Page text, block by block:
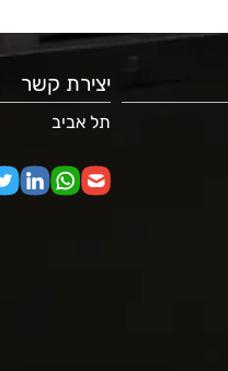
יצירת קשר
תל אביב